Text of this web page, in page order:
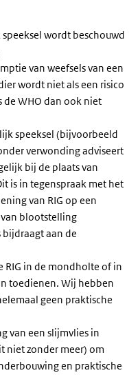
wordt beschouwd
van weefsels van een
wordt niet als een risico
de WHO dan ook niet
speeksel (bijvoorbeeld
verwonding adviseert
bij de plaats van
is in tegenspraak met het
van RIG op een
blootstelling
aan de
RIG in de mondholte of in
toedienen. Wij hebben
geen praktische
van een slijmvlies in
niet zonder meer) om
en praktische